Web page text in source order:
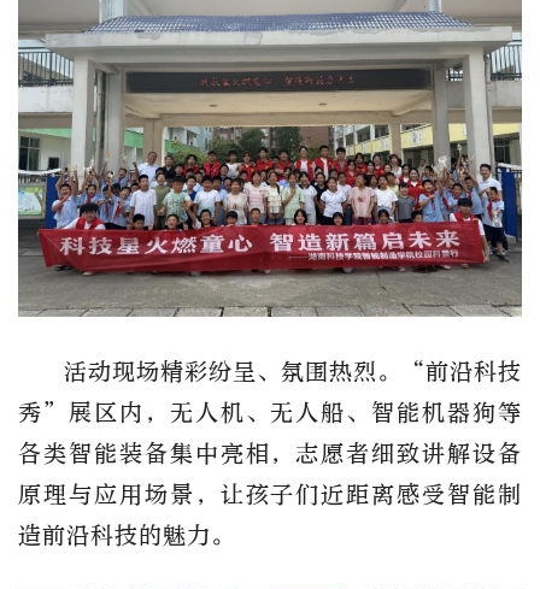
活动现场精彩纷呈、氛围热烈。“前沿科技
秀”展区内，无人机、无人船、智能机器狗等
各类智能装备集中亮相，志愿者细致讲解设备
原理与应用场景，让孩子们近距离感受智能制
造前沿科技的魅力。